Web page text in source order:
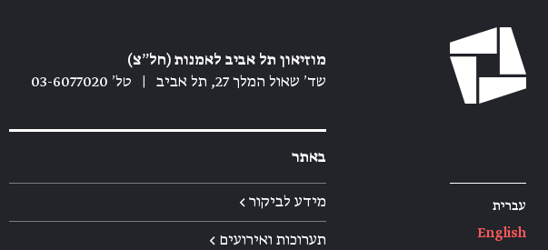
עברית
English
מוזיאון תל אביב לאמנות (חל״צ)
שד׳ שאול המלך 27, תל אביב
טל׳ 03-6077020
באתר
מידע לביקור ←
תערוכות ואירועים ←